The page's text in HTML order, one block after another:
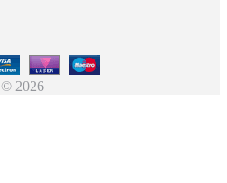
© 2026